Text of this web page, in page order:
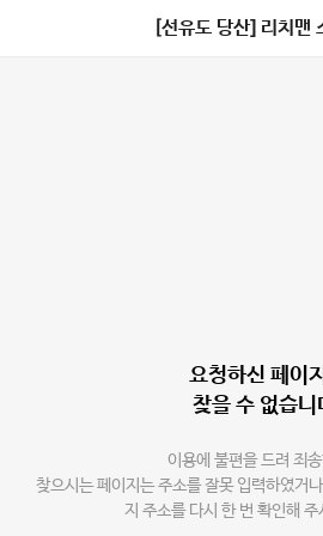
[선유도 당산] 리치맨
요청하신 페이
찾을 수 없습니
이용에 불편을 드려 죄
찾으시는 페이지는 주소를 잘못 입력하였거
지 주소를 다시 한 번 확인해